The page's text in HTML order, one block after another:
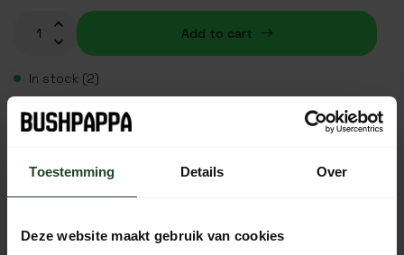
Toestemming Details Over
Deze website maakt gebruik van cookies
Add to cart
In stock (2)
Plaats je bestelling binnen
, dan wordt je
bestelling vandaag nog verzonden
Free shipping from €90 (NL, BE & DE)
Ordered Monday to Friday before 5 p.m., shipped the